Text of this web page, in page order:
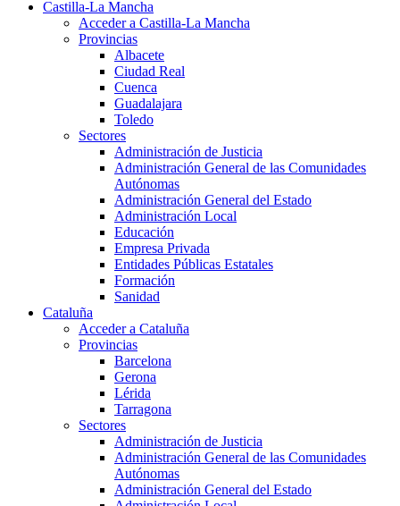
Castilla-La Mancha
Acceder a Castilla-La Mancha
Provincias
Albacete
Ciudad Real
Cuenca
Guadalajara
Toledo
Sectores
Administración de Justicia
Administración General de las Comunidades
Autónomas
Administración General del Estado
Administración Local
Educación
Empresa Privada
Entidades Públicas Estatales
Formación
Sanidad
Cataluña
Acceder a Cataluña
Provincias
Barcelona
Gerona
Lérida
Tarragona
Sectores
Administración de Justicia
Administración General de las Comunidades
Autónomas
Administración General del Estado